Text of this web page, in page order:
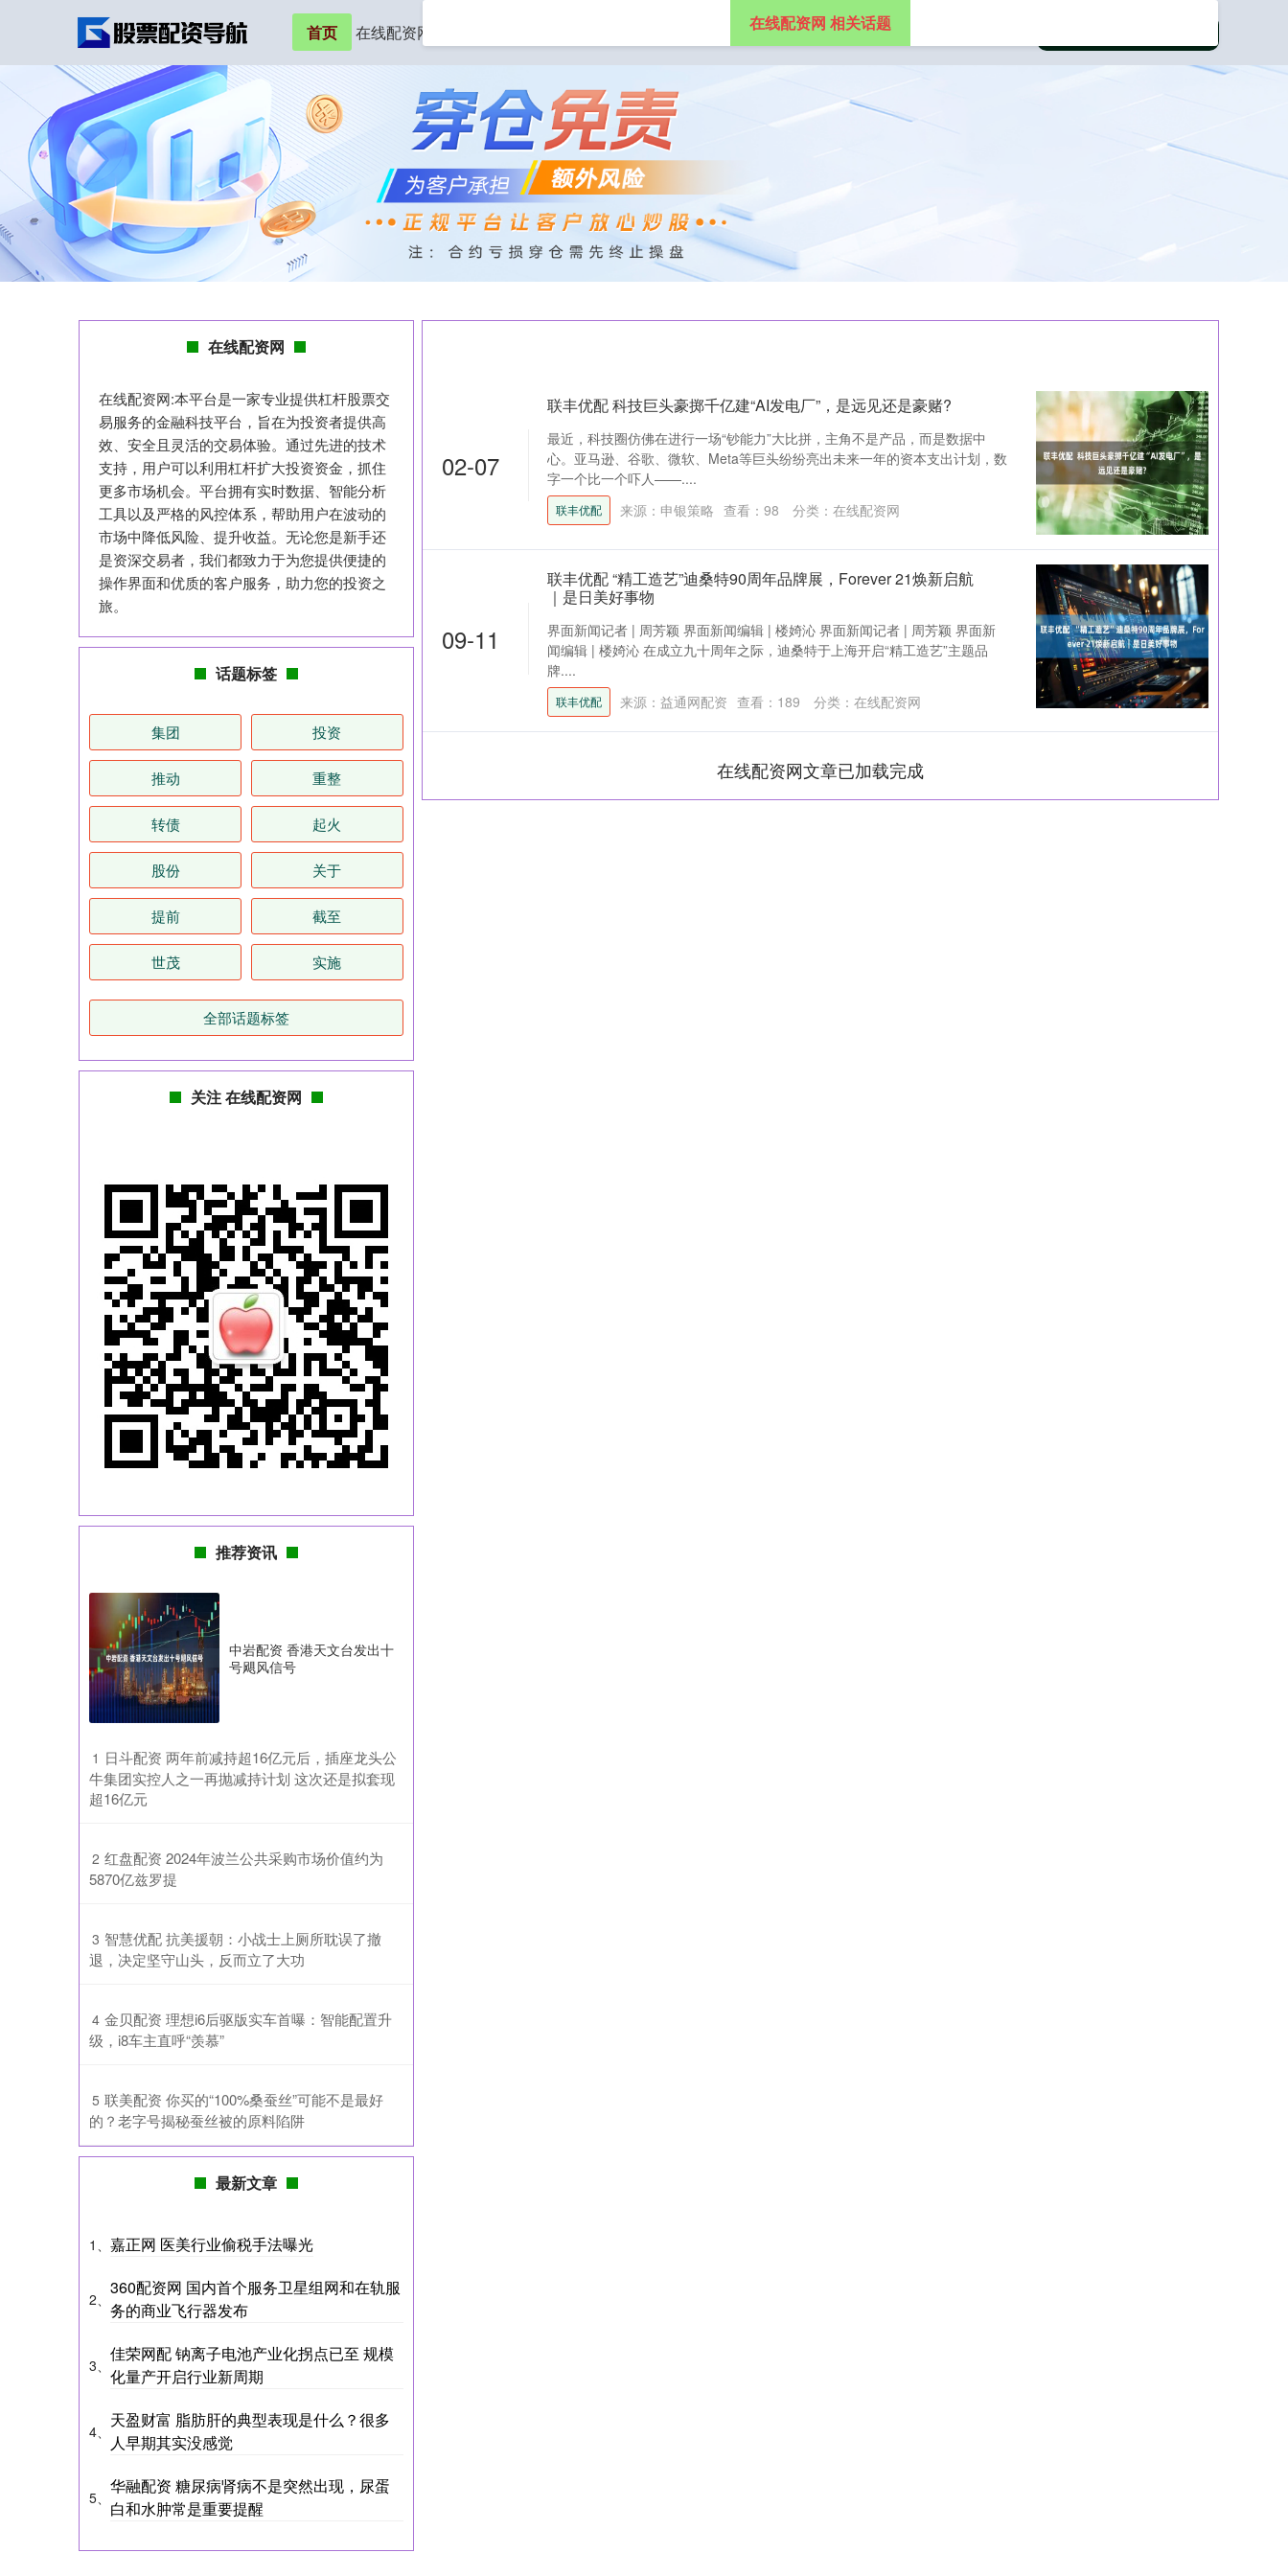
首页 在线配资网 在线配资网 相关话题
02-07
联丰优配 科技巨头豪掷千亿建“AI发电厂”，是远见还是豪赌?
最近，科技圈仿佛在进行一场“钞能力”大比拼，主角不是产品，而是数据中
心。亚马逊、谷歌、微软、Meta等巨头纷纷亮出未来一年的资本支出计划，数
字一个比一个吓人——....
联丰优配 来源：申银策略 查看： 98 分类： 在线配资网
09-11
联丰优配 “精工造艺”迪桑特90周年品牌展，Forever 21焕新启航
｜是日美好事物
界面新闻记者 | 周芳颖 界面新闻编辑 | 楼婍沁 界面新闻记者 | 周芳颖 界面新
闻编辑 | 楼婍沁 在成立九十周年之际，迪桑特于上海开启“精工造艺”主题品
牌....
联丰优配 来源：益通网配资 查看： 189 分类： 在线配资网
在线配资网文章已加载完成
在线配资网
在线配资网:本平台是一家专业提供杠杆股票交
易服务的金融科技平台，旨在为投资者提供高
效、安全且灵活的交易体验。通过先进的技术
支持，用户可以利用杠杆扩大投资资金，抓住
更多市场机会。平台拥有实时数据、智能分析
工具以及严格的风控体系，帮助用户在波动的
市场中降低风险、提升收益。无论您是新手还
是资深交易者，我们都致力于为您提供便捷的
操作界面和优质的客户服务，助力您的投资之
旅。
话题标签
集团 投资
推动 重整
转债 起火
股份 关于
提前 截至
世茂 实施
全部话题标签
关注 在线配资网
推荐资讯
中岩配资 香港天文台发出十
号飓风信号
1 ​日斗配资 两年前减持超16亿元后，插座龙头公
牛集团实控人之一再抛减持计划 这次还是拟套现
超16亿元
2 ​红盘配资 2024年波兰公共采购市场价值约为
5870亿兹罗提
3 ​智慧优配 抗美援朝：小战士上厕所耽误了撤
退，决定坚守山头，反而立了大功
4 ​金贝配资 理想i6后驱版实车首曝：智能配置升
级，i8车主直呼“羡慕”
5 ​联美配资 你买的“100%桑蚕丝”可能不是最好
的？老字号揭秘蚕丝被的原料陷阱
最新文章
1、 嘉正网 医美行业偷税手法曝光
2、
360配资网 国内首个服务卫星组网和在轨服
务的商业飞行器发布
3、
佳荣网配 钠离子电池产业化拐点已至 规模
化量产开启行业新周期
4、
天盈财富 脂肪肝的典型表现是什么？很多
人早期其实没感觉
5、
华融配资 糖尿病肾病不是突然出现，尿蛋
白和水肿常是重要提醒